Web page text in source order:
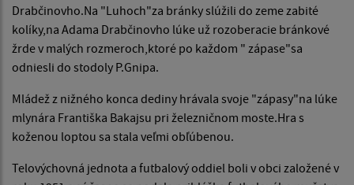
Drabčinovho.Na "Luhoch"za bránky slúžili do zeme zabité
kolíky,na Adama Drabčinovho lúke už rozoberacie bránkové
žrde v malých rozmeroch,ktoré po každom " zápase"sa
odniesli do stodoly P.Gnipa.
Mládež z nižného konca dediny hrávala svoje "zápasy"na lúke
mlynára Františka Bakajsu pri železničnom moste.Hra s
koženou loptou sa stala veľmi obľúbenou.
Telovýchovná jednota a futbalový oddiel boli v obci založené v